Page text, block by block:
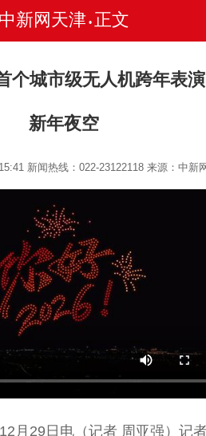
中新网天津 • 正文
个城市级无人机跨年表
新年夜空
新闻热线：022-23122118来源：中新
29日电（记者 周亚强）记